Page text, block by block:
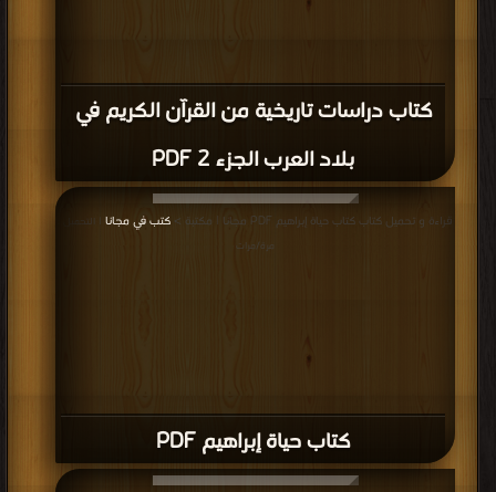
كتاب دراسات تاريخية من القرآن الكريم في
بلاد العرب الجزء 2 PDF
كتاب حياة إبراهيم PDF
قراءة و تحميل كتاب كتاب حياة إبراهيم PDF مجانا | مكتبة > كتب في مجانا | التحميل :
مرة/مرات